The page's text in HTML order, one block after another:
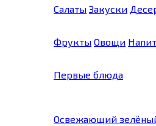
Салаты Закуски
Фрукты Овощи
Первые блюда
Освежающий